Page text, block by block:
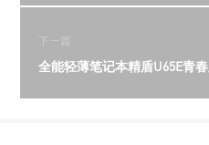
下一篇
全能轻薄笔记本精盾U65E青